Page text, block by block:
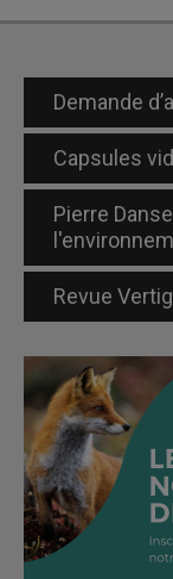
Demande
Capsules
Pierre
Revue